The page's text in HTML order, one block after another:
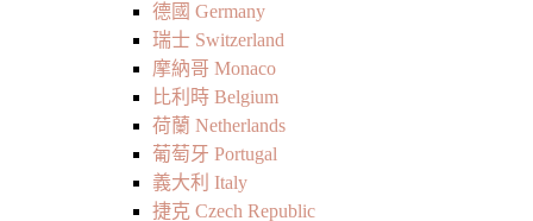
德國 Germany
瑞士 Switzerland
摩納哥 Monaco
比利時 Belgium
荷蘭 Netherlands
葡萄牙 Portugal
義大利 Italy
捷克 Czech Republic